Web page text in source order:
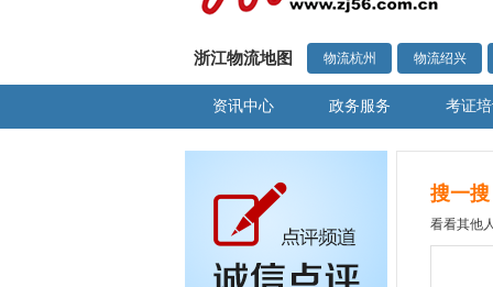
浙江物流地图 物流杭州 物流绍兴
资讯中心 政务服务 考证
搜一搜
看看其他